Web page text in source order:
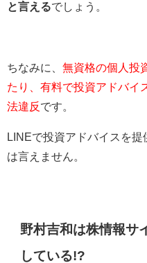
と言えるでしょう。
ちなみに、 無資格の個人投
たり、有料で投資アドバイ
法違反 です。
LINEで投資アドバイスを
は言えません。
野村吉和は株情報サ
している!?